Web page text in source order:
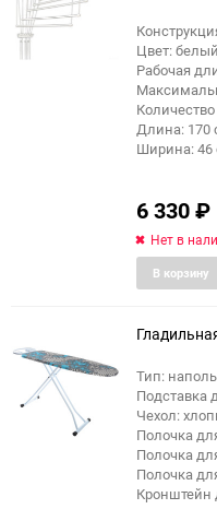
еще 6 фото
Цвет: белый
Рабочая
Длина: 170
Ширина: 46
6 330₽
Нет в
В корзину
Тип:
Подставка
Чехол:
Полочка
Полочка
Полочка
Кронштейн